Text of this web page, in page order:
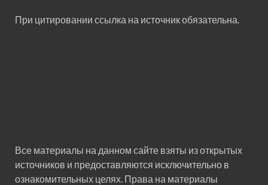
При цитировании ссылка на источник обязательна.
Все материалы на данном сайте взяты из открытых
источников и предоставляются исключительно в
ознакомительных целях. Права на материалы